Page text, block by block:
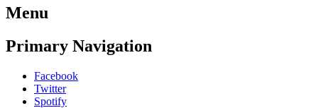
Menu
Primary Navigation
Facebook
Twitter
Spotify